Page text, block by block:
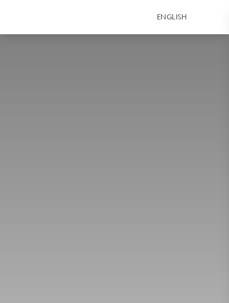
ENGLISH